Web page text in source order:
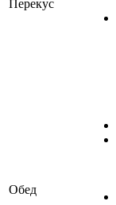
Перекус
Обед